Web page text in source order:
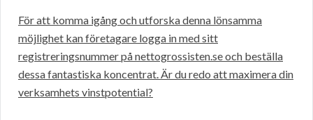
För att komma igång och utforska denna lönsamma
möjlighet kan företagare logga in med sitt
registreringsnummer på nettogrossisten.se och beställa
dessa fantastiska koncentrat. Är du redo att maximera din
verksamhets vinstpotential?